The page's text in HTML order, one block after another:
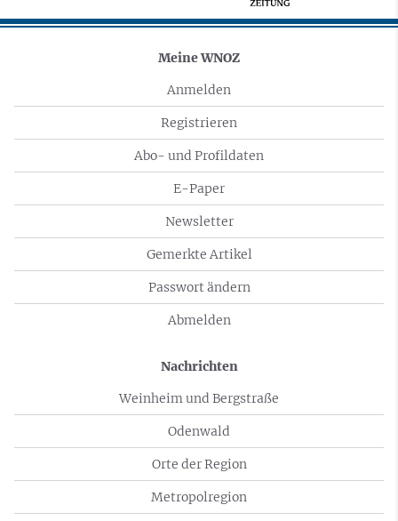
Meine WNOZ
Anmelden
Registrieren
Abo- und Profildaten
E-Paper
Newsletter
Gemerkte Artikel
Passwort ändern
Abmelden
Nachrichten
Weinheim und Bergstraße
Odenwald
Orte der Region
Metropolregion